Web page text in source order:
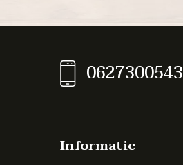
0627300543
Informatie